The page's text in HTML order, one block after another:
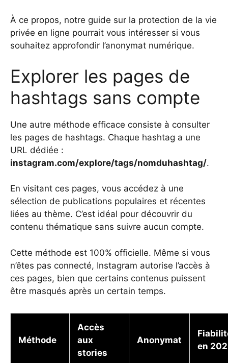
À ce propos, notre guide sur la protection de la vie
privée en ligne pourrait vous intéresser si vous
souhaitez approfondir l’anonymat numérique.
Explorer les pages de
hashtags sans compte
Une autre méthode efficace consiste à consulter
les pages de hashtags. Chaque hashtag a une
URL dédiée :
instagram.com/explore/tags/nomduhashtag/.
En visitant ces pages, vous accédez à une
sélection de publications populaires et récentes
liées au thème. C’est idéal pour découvrir du
contenu thématique sans suivre aucun compte.
Cette méthode est 100% officielle. Même si vous
n’êtes pas connecté, Instagram autorise l’accès à
ces pages, bien que certains contenus puissent
être masqués après un certain temps.
Méthode
Accès
aux
stories
Anonymat
en